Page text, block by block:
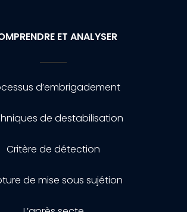
ET ANALYSER
d’embrigadement
de destabilisation
Critère de détection
de mise sous sujétion